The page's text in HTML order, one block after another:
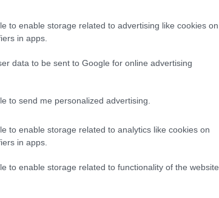
to enable storage related to advertising like cookies on
in apps.
data to be sent to Google for online advertising
to send me personalized advertising.
to enable storage related to analytics like cookies on
in apps.
to enable storage related to functionality of the website